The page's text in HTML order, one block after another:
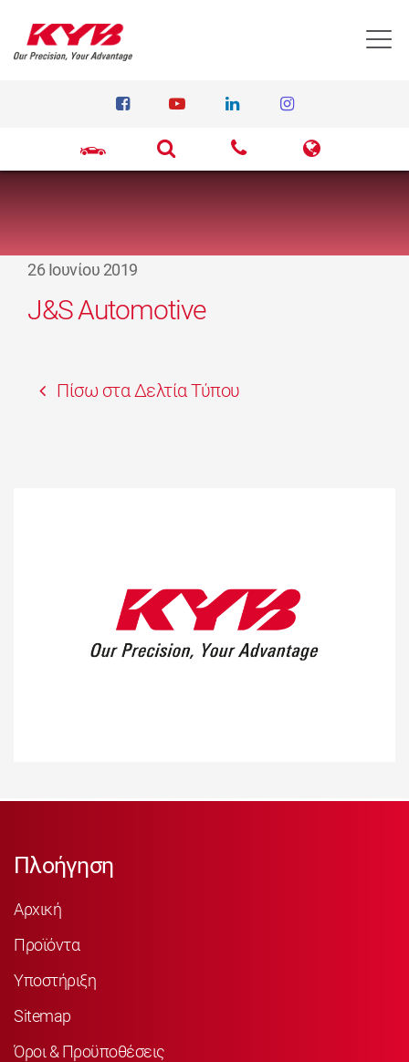
26 Ιουνίου 2019
J&S Automotive
Πίσω στα Δελτία Τύπου
Πλοήγηση
Αρχική
Προϊόντα
Υποστήριξη
Sitemap
Όροι & Προϋποθέσεις